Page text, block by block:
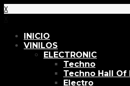
X
INICIO
VINILOS
ELECTRONIC
Techno
Techno Hall Of
Electro